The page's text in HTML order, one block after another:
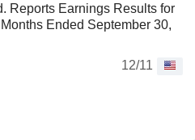
Reports Earnings Results for
Ended September 30,
12/11